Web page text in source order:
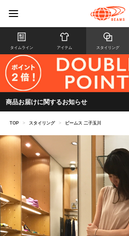
タイムライン アイテム スタイリング
商品お届けに関するお知らせ
TOP > スタイリング > ビームス 二子玉川